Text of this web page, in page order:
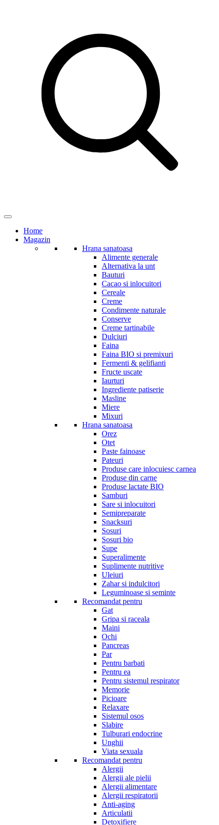
Home
Magazin
Hrana sanatoasa
Alimente generale
Alternativa la unt
Bauturi
Cacao si inlocuitori
Cereale
Creme
Condimente naturale
Conserve
Creme tartinabile
Dulciuri
Faina
Faina BIO si premixuri
Fermenti & gelifianti
Fructe uscate
Iaurturi
Ingrediente patiserie
Masline
Miere
Mixuri
Hrana sanatoasa
Orez
Otet
Paste fainoase
Pateuri
Produse care inlocuiesc carnea
Produse din carne
Produse lactate BIO
Samburi
Sare si inlocuitori
Semipreparate
Snacksuri
Sosuri
Sosuri bio
Supe
Superalimente
Suplimente nutritive
Uleiuri
Zahar si indulcitori
Leguminoase si seminte
Recomandat pentru
Gat
Gripa si raceala
Maini
Ochi
Pancreas
Par
Pentru barbati
Pentru ea
Pentru sistemul respirator
Memorie
Picioare
Relaxare
Sistemul osos
Slabire
Tulburari endocrine
Unghii
Viata sexuala
Recomandat pentru
Alergii
Alergii ale pielii
Alergii alimentare
Alergii respiratorii
Anti-aging
Articulatii
Detoxifiere